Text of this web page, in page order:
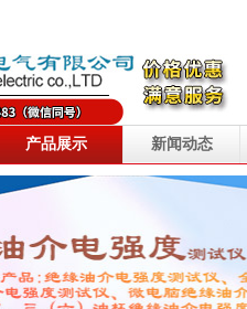
产品展示 新闻动态